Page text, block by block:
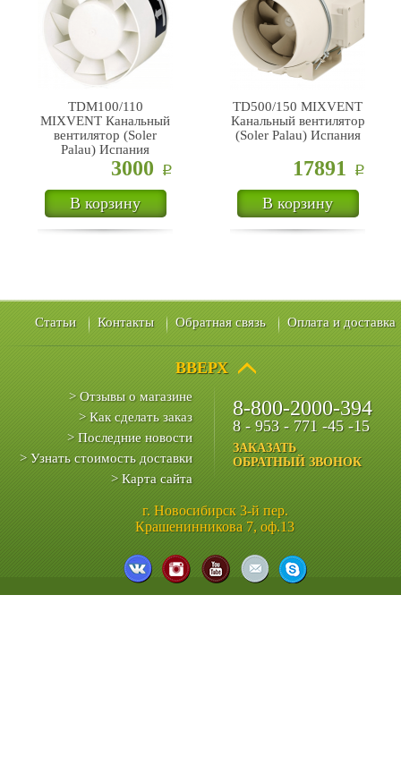
TDM100/110
MIXVENT Канальный
вентилятор (Soler
Palau) Испания
3000 Р
В корзину
TD500/150 MIXVENT
Канальный вентилятор
(Soler Palau) Испания
17891 Р
В корзину
Статьи Контакты Обратная связь Оплата и доставка
ВВЕРХ
> Отзывы о магазине
> Как сделать заказ
> Последние новости
> Узнать стоимость доставки
> Карта сайта
г. Новосибирск 3-й пер.
Крашенинникова 7, оф.13
8-800-2000-394
8 - 953 - 771 -45 -15
ЗАКАЗАТЬ
ОБРАТНЫЙ ЗВОНОК